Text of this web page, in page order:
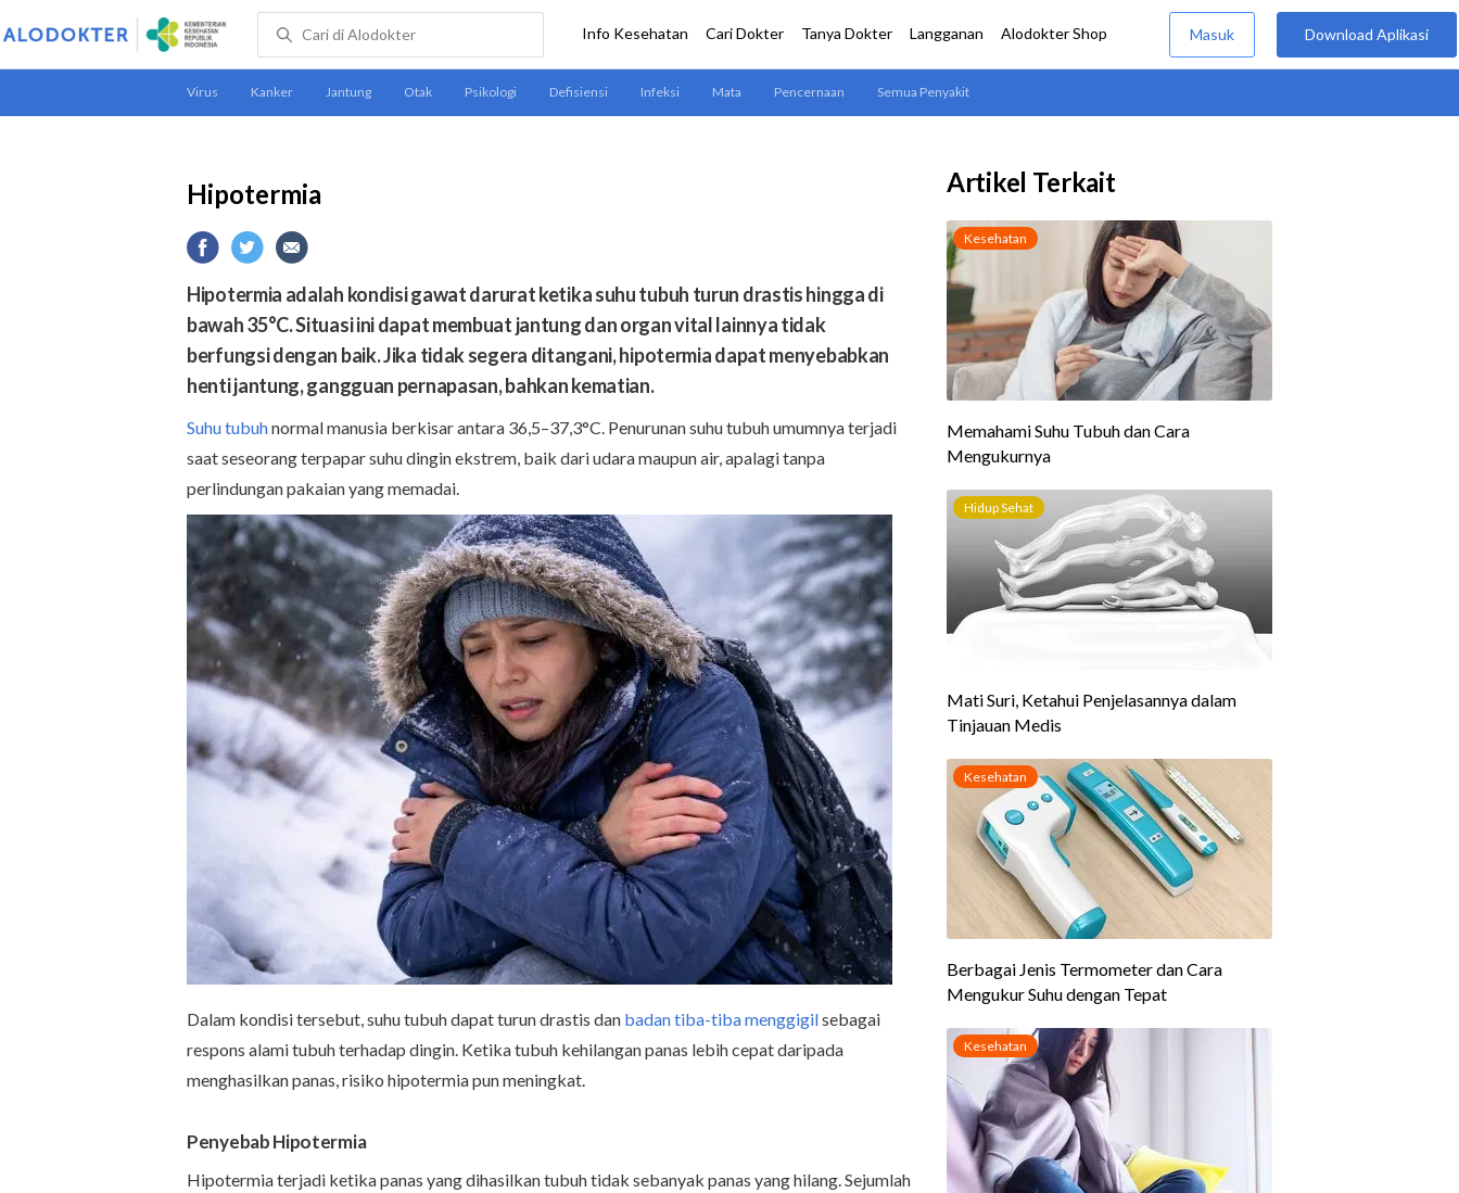
Hipotermia
Hipotermia adalah kondisi gawat darurat ketika suhu tubuh turun drastis hingga di
bawah 35°C. Situasi ini dapat membuat jantung dan organ vital lainnya tidak
berfungsi dengan baik. Jika tidak segera ditangani, hipotermia dapat menyebabkan
henti jantung, gangguan pernapasan, bahkan kematian.
Suhu tubuhnormal manusia berkisar antara 36,5–37,3°C. Penurunan suhu tubuh umumnya terjadi
saat seseorang terpapar suhu dingin ekstrem, baik dari udara maupun air, apalagi tanpa
perlindungan pakaian yang memadai.
Dalam kondisi tersebut, suhu tubuh dapat turun drastis dan badan tiba-tiba menggigilsebagai
respons alami tubuh terhadap dingin. Ketika tubuh kehilangan panas lebih cepat daripada
menghasilkan panas, risiko hipotermia pun meningkat.
Penyebab Hipotermia
Hipotermia terjadi ketika panas yang dihasilkan tubuh tidak sebanyak panas yang hilang. Sejumlah
Artikel Terkait